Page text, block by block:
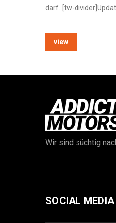
darf. [tw-
view
Wir sind süchtig
SOCIAL MEDIA